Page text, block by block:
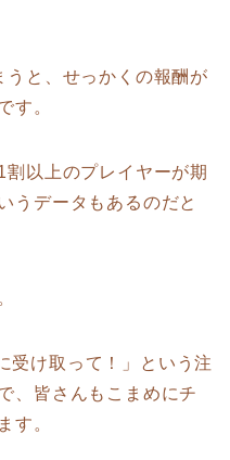
うと、せっかくの報酬が
す。
以上のプレイヤーが期
うデータもあるのだと
受け取って！」という注
、皆さんもこまめにチ
す。